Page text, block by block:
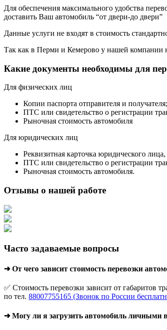
Для обеспечения максимального удобства
доставить Ваш автомобиль “от двери-до двери”
Данные услуги не входят в стоимость
Так как в Перми и Кемерово у нашей компании
Какие документы необходимы для
Для физических лиц
Копии паспорта отправителя и получателя;
ПТС или свидетельство о регистрации
Рыночная стоимость автомобиля
Для юридических лиц
Реквизитная карточка юридического
ПТС или свидетельство о регистрации
Рыночная стоимость автомобиля.
Отзывы о нашей работе
Часто задаваемые вопросы
➜ От чего зависит стоимость перевозки
✅ Стоимость перевозки зависит от габаритов
по тел. 88007755165 (Звонок по России
➜ Могу ли я загрузить автомобиль личными